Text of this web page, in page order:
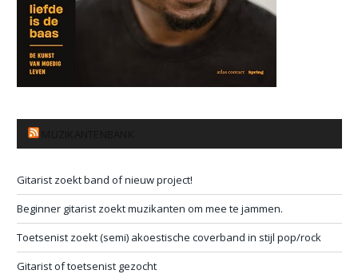
Gitarist zoekt band of nieuw project!
Beginner gitarist zoekt muzikanten om mee te jammen.
Toetsenist zoekt (semi) akoestische coverband in stijl pop/rock
Gitarist of toetsenist gezocht